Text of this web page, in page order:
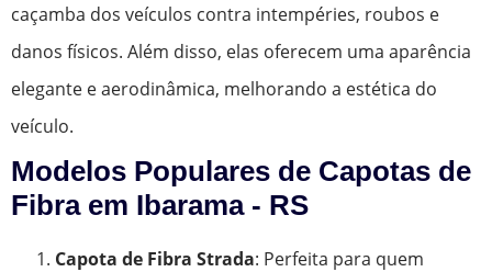
caçamba dos veículos contra intempéries, roubos e
danos físicos. Além disso, elas oferecem uma aparência
elegante e aerodinâmica, melhorando a estética do
veículo.
Modelos Populares de Capotas de
Fibra em Ibarama - RS
Capota de Fibra Strada: Perfeita para quem